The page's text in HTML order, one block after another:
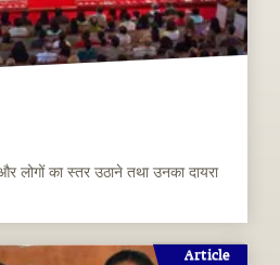
लोगों का स्तर उठाने तथा उनका दायरा
Article